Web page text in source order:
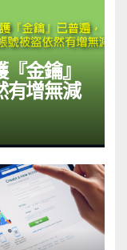
金鑰』
有增無減